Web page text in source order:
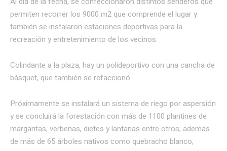
permiten recorrer los 9000 m2 que comprende el lugar y
también se instalaron estaciones deportivas para la
recreación y entretenimiento de los vecinos.
Colindante a la plaza, hay un polideportivo con una cancha de
básquet, que también se refaccionó.
Próximamente se instalará un sistema de riego por aspersión
y se concluirá la forestación con más de 1100 plantines de
margaritas, verbenas, dietes y lantanas entre otros; además
de más de 65 árboles nativos como quebracho blanco,